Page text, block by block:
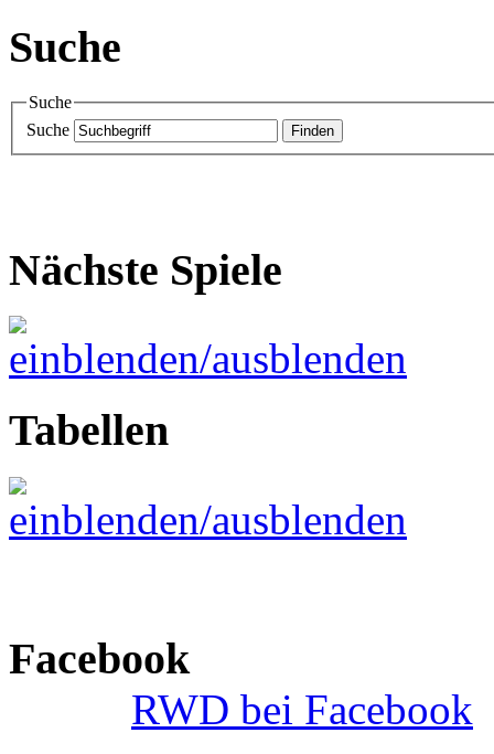
Suche
Suche
Suche
Nächste Spiele
Tabellen
Facebook
RWD bei Facebook